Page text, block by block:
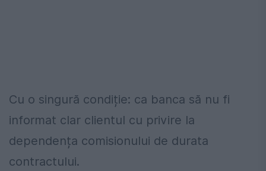
Cu o singură condiție: ca banca să nu fi
informat clar clientul cu privire la
dependența comisionului de durata
contractului.